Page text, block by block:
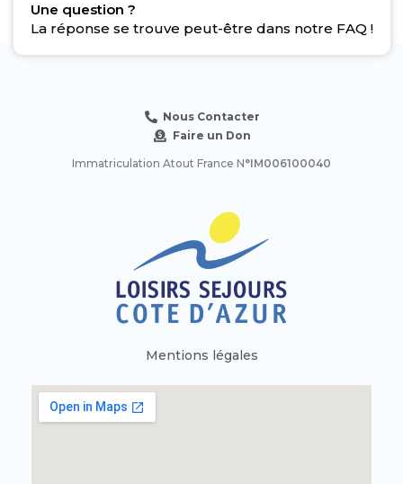
Une question ?
La réponse se trouve peut-être dans notre FAQ !
Nous Contacter
Faire un Don
Immatriculation Atout France N°IM006100040
Mentions légales